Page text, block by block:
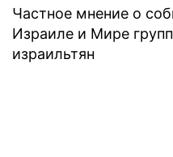
Частное мнение о
Израиле и Мире
израильтян